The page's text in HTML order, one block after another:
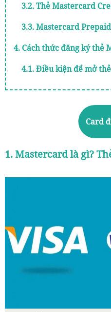
3.2. Thẻ Mastercard
3.3. Mastercard Prepaid
4. Cách thức đăng ký thẻ
4.1. Điều kiện để mở
4.2. Hướng dẫn cách
Card
1. Mastercard là gì?